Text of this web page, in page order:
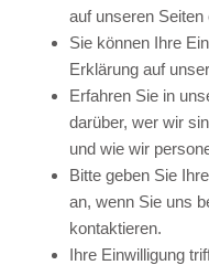
auf unseren Seiten
Sie können Ihre
Erklärung auf
Erfahren Sie in
darüber, wer wir
und wie wir
Bitte geben Sie
an, wenn Sie uns
kontaktieren.
Ihre Einwilligung